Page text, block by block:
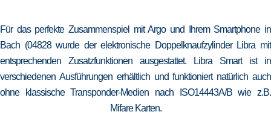
Für das perfekte Zusammenspiel mit Argo und Ihrem Smartphone in
Bach (04828 wurde der elektronische Doppelknaufzylinder Libra mit
entsprechenden Zusatzfunktionen ausgestattet. Libra Smart ist in
verschiedenen Ausführungen erhältlich und funktioniert natürlich auch
ohne klassische Transponder-Medien nach ISO14443A/B wie z.B.
Mifare Karten.